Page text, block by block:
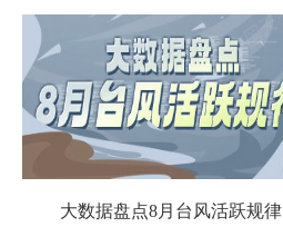
大数据盘点8月台风活跃规律